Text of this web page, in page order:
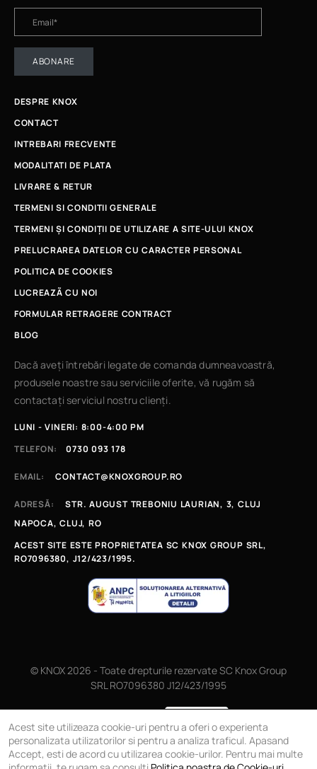
ABONARE
DESPRE KNOX
CONTACT
INTREBARI FRECVENTE
MODALITATI DE PLATA
LIVRARE & RETUR
TERMENI SI CONDITII GENERALE
TERMENI ȘI CONDIȚII DE UTILIZARE A SITE-ULUI KNOX
PRELUCRAREA DATELOR CU CARACTER PERSONAL
POLITICA DE COOKIES
LUCREAZÃ CU NOI
FORMULAR RETRAGERE CONTRACT
BLOG
Dacă aveți întrebări legate de comanda dumneavoastră,
produsele noastre sau serviciile oferite, vă rugăm să
contactați serviciul nostru clienți.
LUNI - VINERI: 8:00-4:00 PM
TELEFON:
0730 093 178
EMAIL: CONTACT@KNOXGROUP.RO
ADRESĂ:
STR. AUGUST TREBONIU LAURIAN, 3, CLUJ
NAPOCA, CLUJ, RO
ACEST SITE ESTE PROPRIETATEA SC KNOX GROUP SRL,
RO7096380, J12/423/1995.
© KNOX 2026 - Toate drepturile rezervate SC Knox Group
SRL RO7096380 J12/423/1995
Acest site utilizeaza cookie-uri pentru a oferi o experienta
personalizata utilizatorilor si pentru a analiza traficul. Apasand
Accept, esti de acord cu utilizarea cookie-urilor. Pentru mai multe